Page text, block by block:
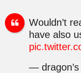
Wouldn’t
have also
—